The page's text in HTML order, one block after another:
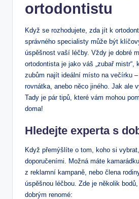
ortodontistu
Když se rozhodujete, zda jít k
správného specialisty může být
úspěšnost vaší léčby. Vždy je dobré
ortodontista je jako váš „zubař mistr“,
zubům najít ideální místo na večírku
rovnátka, anebo něco jiného. Jak ale
Tady je pár tipů, které vám mohou
doma!
Hledejte experta s
Když přemýšlíte o tom, koho si
doporučeními. Možná máte
z reklamní kampaně, nebo člena
úspěšnou léčbou. Zde je několik
dobrým renomé: